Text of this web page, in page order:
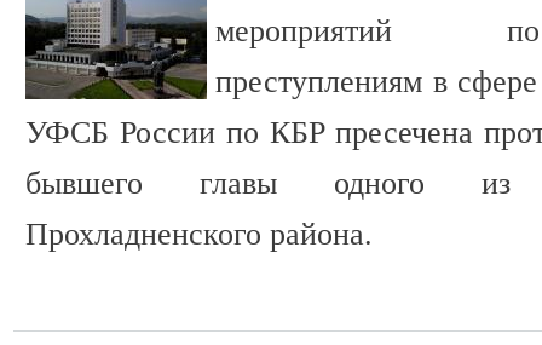
мероприятий
преступлениям в
УФСБ России по КБР пресечена
бывшего главы одного из
Прохладненского района.